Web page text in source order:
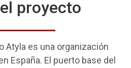
proyecto
Atyla es una organización
España. El puerto base del